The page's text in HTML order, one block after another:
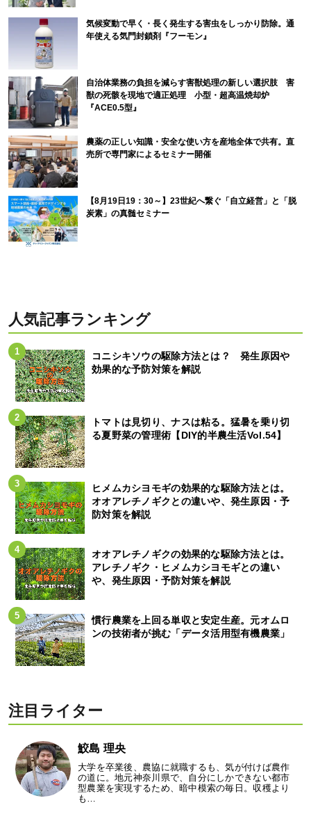
気候変動で早く・長く発生する害虫をしっかり防除。通
年使える気門封鎖剤『フーモン』
自治体業務の負担を減らす害獣処理の新しい選択肢 害
獣の死骸を現地で適正処理 小型・超高温焼却炉
『ACE0.5型』
農薬の正しい知識・安全な使い方を産地全体で共有。直
売所で専門家によるセミナー開催
【8月19日19：30～】23世紀へ繋ぐ「自立経営」と「脱
炭素」の真髄セミナー
人気記事ランキング
コニシキソウの駆除方法とは？ 発生原因や
効果的な予防対策を解説
トマトは見切り、ナスは粘る。猛暑を乗り切
る夏野菜の管理術【DIY的半農生活Vol.54】
ヒメムカシヨモギの効果的な駆除方法とは。
オオアレチノギクとの違いや、発生原因・予
防対策を解説
オオアレチノギクの効果的な駆除方法とは。
アレチノギク・ヒメムカシヨモギとの違い
や、発生原因・予防対策を解説
慣行農業を上回る単収と安定生産。元オムロ
ンの技術者が挑む「データ活用型有機農業」
注目ライター
鮫島 理央
大学を卒業後、農協に就職するも、気が付けば農作
の道に。地元神奈川県で、自分にしかできない都市
型農業を実現するため、暗中模索の毎日。収穫より
も…